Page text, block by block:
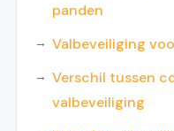
panden
Valbeveiliging
Verschil tussen
valbeveiliging